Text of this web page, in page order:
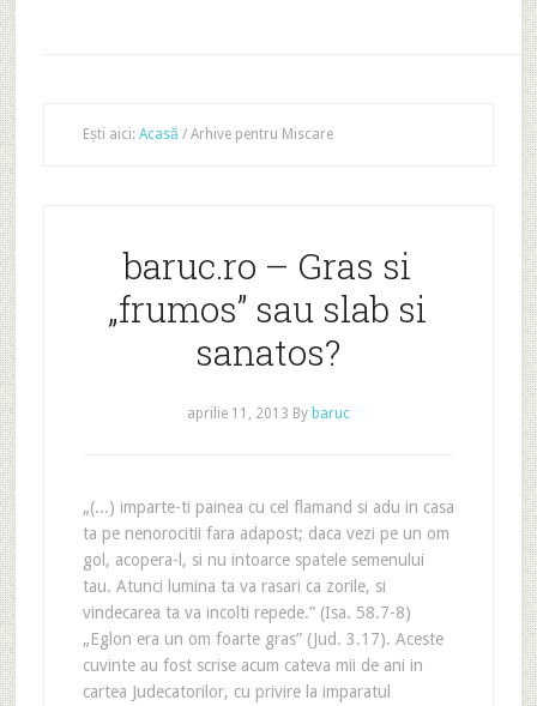
Ești aici: Acasă /Arhive pentru Miscare
baruc.ro – Gras si
„frumos” sau slab si
sanatos?
aprilie 11, 2013 By baruc
„(...) imparte-ti painea cu cel flamand si adu in casa
ta pe nenorocitii fara adapost; daca vezi pe un om
gol, acopera-l, si nu intoarce spatele semenului
tau. Atunci lumina ta va rasari ca zorile, si
vindecarea ta va incolti repede.” (Isa. 58.7-8)
„Eglon era un om foarte gras” (Jud. 3.17). Aceste
cuvinte au fost scrise acum cateva mii de ani in
cartea Judecatorilor, cu privire la imparatul